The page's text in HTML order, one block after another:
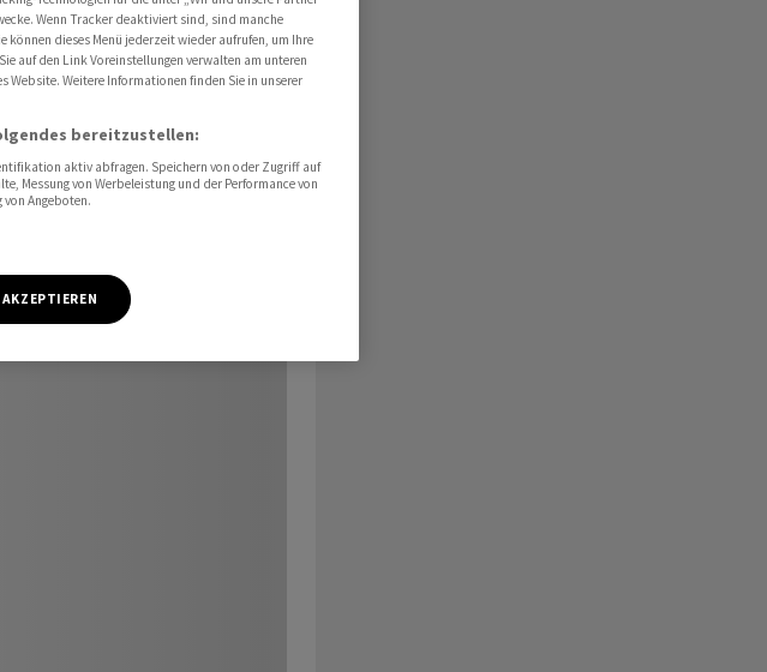
Wenn Tracker deaktiviert sind, sind manche
können dieses Menü jederzeit wieder aufrufen, um Ihre
auf den Link Voreinstellungen verwalten am unteren
Website. Weitere Informationen finden Sie in unserer
bereitzustellen:
aktiv abfragen. Speichern von oder Zugriff auf
Messung von Werbeleistung und der Performance von
Angeboten.
AKZEPTIEREN